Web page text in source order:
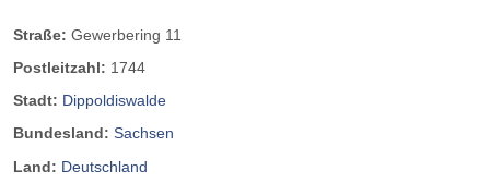
Straße: Gewerbering 11
Postleitzahl: 1744
Stadt: Dippoldiswalde
Bundesland: Sachsen
Land: Deutschland